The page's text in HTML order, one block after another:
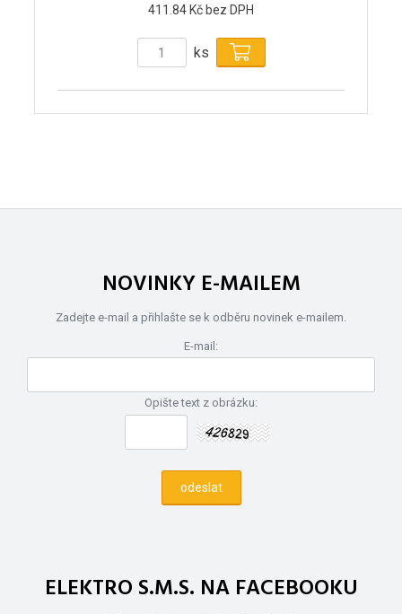
411.84 Kč bez DPH
ks
NOVINKY E-MAILEM
Zadejte e-mail a přihlašte se k odběru novinek e-mailem.
E-mail:
Opište text z obrázku:
ELEKTRO S.M.S. NA FACEBOOKU